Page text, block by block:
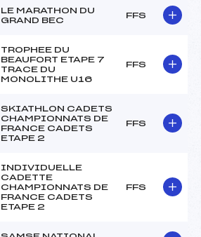
LE MARATHON DU
GRAND BEC
FFS
TROPHEE DU
BEAUFORT ETAPE 7
TRACE DU
MONOLITHE U16
FFS
SKIATHLON CADETS
CHAMPIONNATS DE
FRANCE CADETS
ETAPE 2
FFS
INDIVIDUELLE
CADETTE
CHAMPIONNATS DE
FRANCE CADETS
ETAPE 2
FFS